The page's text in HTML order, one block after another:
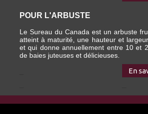
POUR L'ARBUSTE
Le Sureau du Canada est un arbuste
atteint à maturité, une hauteur et
et qui donne annuellement entre 10 et
de baies juteuses et délicieuses.
En